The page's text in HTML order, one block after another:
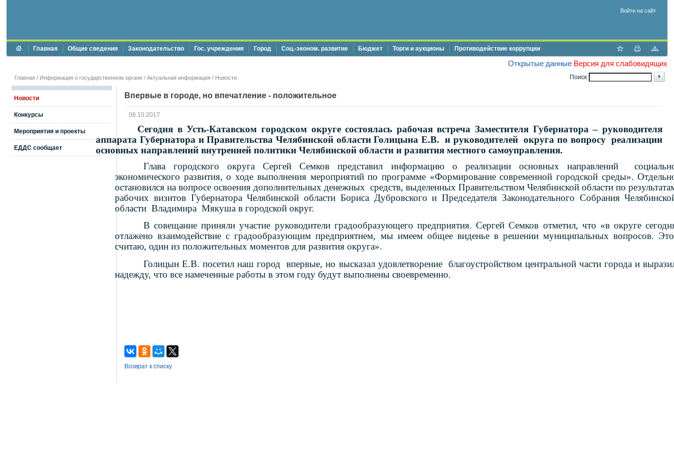
Войти на сайт
Главная Общие сведения Законодательство Гос. учреждения Город Соц.-эконом. развитие Бюджет Торги и аукционы Противодействие коррупции
Открытые данные Версия для слабовидящих
Поиск
Главная / Информация о государственном органе / Актуальная информация / Новости
Новости
Конкурсы
Мероприятия и проекты
ЕДДС сообщает
Впервые в городе, но впечатление - положительное
06.10.2017
Сегодня в Усть-Катавском городском округе состоялась рабочая встреча Заместителя Губернатора – руководителя
аппарата Губернатора и Правительства Челябинской области Голицына Е.В. и руководителей округа по вопросу реализации
основных направлений внутренней политики Челябинской области и развития местного самоуправления.
Глава городского округа Сергей Семков представил информацию о реализации основных направлений
экономического развития, о ходе выполнения мероприятий по программе «Формирование современной городской среды».
остановился на вопросе освоения дополнительных денежных средств, выделенных Правительством Челябинской области по
рабочих визитов Губернатора Челябинской области Бориса Дубровского и Председателя Законодательного Собрания
области Владимира Мякуша в городской округ.
В совещание приняли участие руководители градообразующего предприятия. Сергей Семков отметил, что «в округе
отлажено взаимодействие с градообразующим предприятием, мы имеем общее виденье в решении муниципальных вопросов.
считаю, один из положительных моментов для развития округа».
Голицын Е.В. посетил наш город впервые, но высказал удовлетворение благоустройством центральной части города и
надежду, что все намеченные работы в этом году будут выполнены своевременно.
Возврат к списку